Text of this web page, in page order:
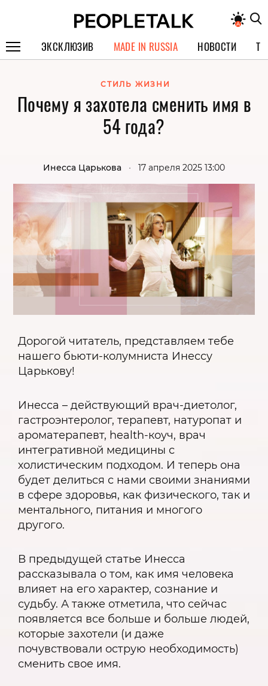
ЭКСКЛЮЗИВ MADE IN RUSSIA НОВОСТИ
СТИЛЬ ЖИЗНИ
Почему я захотела сменить имя в
54 года?
Инесса Царькова • 17 апреля 2025 13:00
Дорогой читатель, представляем тебе
нашего бьюти-колумниста Инессу
Царькову!
Инесса – действующий врач-диетолог,
гастроэнтеролог, терапевт, натуропат и
ароматерапевт, health-коуч, врач
интегративной медицины с
холистическим подходом. И теперь она
будет делиться с нами своими знаниями
в сфере здоровья, как физического, так и
ментального, питания и многого
другого.
В предыдущей статье Инесса
рассказывала о том, как имя человека
влияет на его характер, сознание и
судьбу. А также отметила, что сейчас
появляется все больше и больше людей,
которые захотели (и даже
почувствовали острую необходимость)
сменить свое имя.